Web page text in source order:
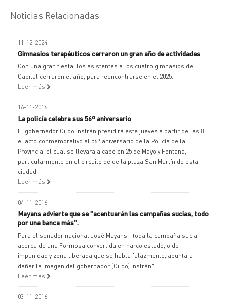
Noticias Relacionadas
11-12-2024
Gimnasios terapéuticos cerraron un gran año de actividades
Con una gran fiesta, los asistentes a los cuatro gimnasios de
Capital cerraron el año, para reencontrarse en el 2025.
Leer más
16-11-2016
La policía celebra sus 56º aniversario
El gobernador Gildo Insfrán presidirá este jueves a partir de las 8
el acto conmemorativo al 56º aniversario de la Policía de la
Provincia, el cual se llevara a cabo en 25 de Mayo y Fontana,
particularmente en el circuito de de la plaza San Martín de esta
ciudad.
Leer más
04-11-2016
Mayans advierte que se "acentuarán las campañas sucias, todo
por una banca más".
Para el senador nacional José Mayans, "toda la campaña sucia
acerca de una Formosa convertida en narco estado, o de
impunidad y zona liberada que se habla falazmente, apunta a
dañar la imagen del gobernador (Gildo) Insfrán".
Leer más
03-11-2016